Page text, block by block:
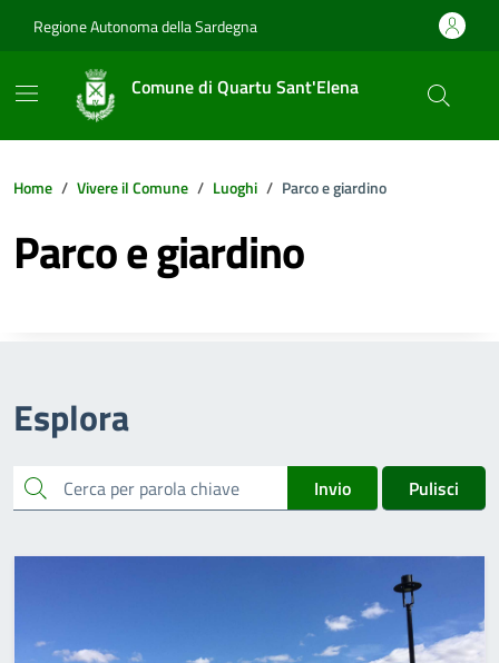
Regione Autonoma della Sardegna
Comune di Quartu Sant'Elena
Home Vivere il Comune Luoghi Parco e giardino
Parco e giardino
Esplora
cerca Invio Pulisci